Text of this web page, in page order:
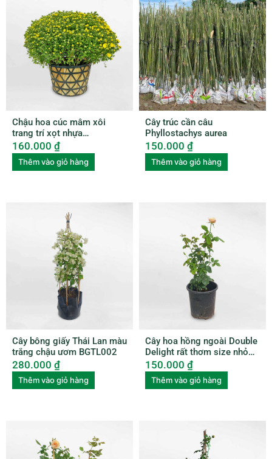
Chậu hoa cúc mâm xôi
trang trí xọt nhựa
HCMX002
160.000 ₫
Thêm vào giỏ hàng
Cây trúc cần câu
Phyllostachys aurea
150.000 ₫
Thêm vào giỏ hàng
Cây bông giấy Thái Lan màu
trắng chậu ươm BGTL002
280.000 ₫
Thêm vào giỏ hàng
Cây hoa hồng ngoài Double
Delight rất thơm size nhỏ
ROSE007
150.000 ₫
Thêm vào giỏ hàng